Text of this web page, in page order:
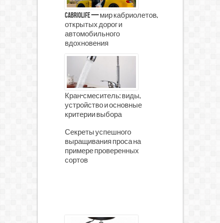
CabrioLife — мир кабриолетов,
открытых дорог и
автомобильного
вдохновения
Кран-смеситель: виды,
устройство и основные
критерии выбора
Секреты успешного
выращивания проса на
примере проверенных
сортов